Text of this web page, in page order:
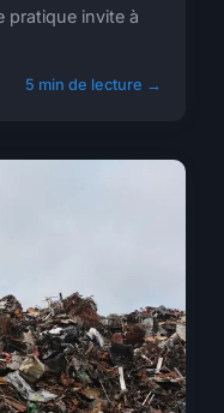
pratique invite à
5 min de lecture →